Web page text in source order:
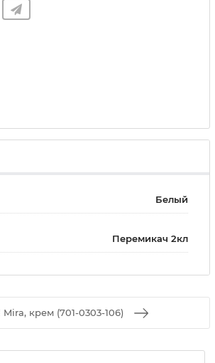
Белый
Перемикач 2кл
крем (701-0303-106)